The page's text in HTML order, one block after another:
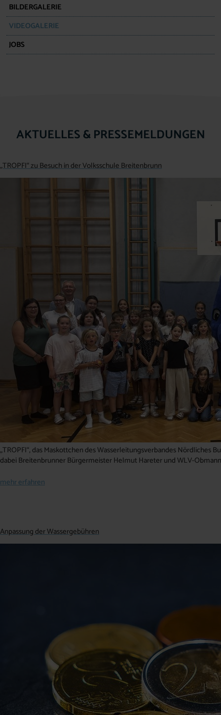
BILDERGALERIE
VIDEOGALERIE
JOBS
AKTUELLES & PRESSEMELDUNGEN
„TROPFI“ zu Besuch in der Volksschule Breitenbrunn
„TROPFI“, das Maskottchen des Wasserleitungsverbandes
dabei Breitenbrunner Bürgermeister Helmut Hareter und WLV-
mehr erfahren
Anpassung der Wassergebühren